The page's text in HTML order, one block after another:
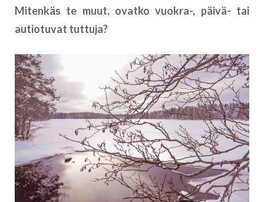
Mitenkäs te muut, ovatko vuokra-, päivä- tai
autiotuvat tuttuja?